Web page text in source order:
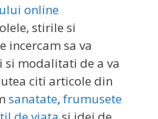
online
stirile si
incercam sa va
modalitati de a va
citi articole din
sanatate, frumusete